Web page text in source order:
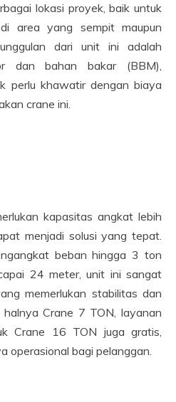
lokasi proyek, baik untuk
area yang sempit maupun
dari unit ini adalah
dan bahan bakar (BBM),
perlu khawatir dengan biaya
crane ini.
kapasitas angkat lebih
menjadi solusi yang tepat.
beban hingga 3 ton
24 meter, unit ini sangat
memerlukan stabilitas dan
Crane 7 TON, layanan
Crane 16 TON juga gratis,
operasional bagi pelanggan.